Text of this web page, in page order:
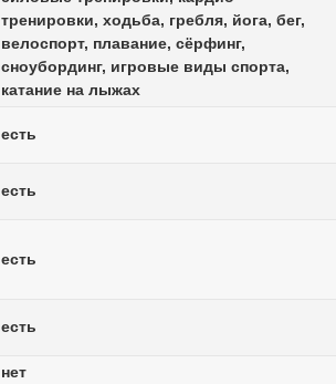
тренировки, xодьба, гребля, йога, бег,
велоспорт, плавание, сёрфинг,
сноубординг, игровые виды спорта,
катание на лыжах
есть
есть
есть
есть
нет